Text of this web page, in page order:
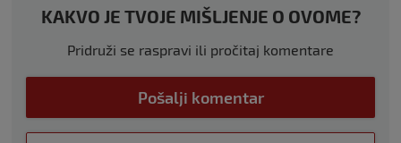
KAKVO JE TVOJE MIŠLJENJE O OVOME?
Pridruži se raspravi ili pročitaj komentare
Pošalji komentar